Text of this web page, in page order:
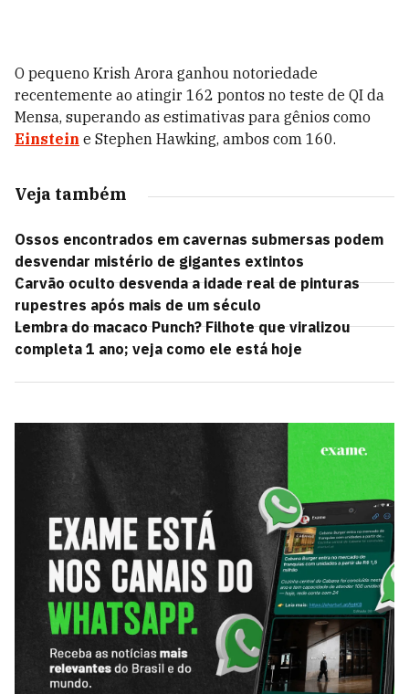
O pequeno Krish Arora ganhou notoriedade
recentemente ao atingir 162 pontos no teste de QI da
Mensa, superando as estimativas para gênios como
Einstein e Stephen Hawking, ambos com 160.
Veja também
Ossos encontrados em cavernas submersas podem
desvendar mistério de gigantes extintos
Carvão oculto desvenda a idade real de pinturas
rupestres após mais de um século
Lembra do macaco Punch? Filhote que viralizou
completa 1 ano; veja como ele está hoje